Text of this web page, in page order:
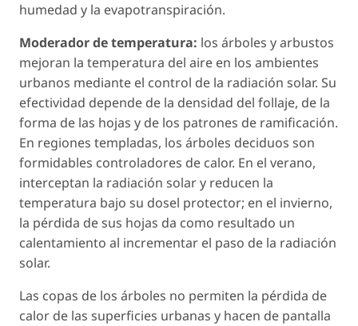
humedad y la evapotranspiración.
Moderador de temperatura: los árboles y arbustos
mejoran la temperatura del aire en los ambientes
urbanos mediante el control de la radiación solar. Su
efectividad depende de la densidad del follaje, de la
forma de las hojas y de los patrones de ramificación.
En regiones templadas, los árboles deciduos son
formidables controladores de calor. En el verano,
interceptan la radiación solar y reducen la
temperatura bajo su dosel protector; en el invierno,
la pérdida de sus hojas da como resultado un
calentamiento al incrementar el paso de la radiación
solar.
Las copas de los árboles no permiten la pérdida de
calor de las superficies urbanas y hacen de pantalla